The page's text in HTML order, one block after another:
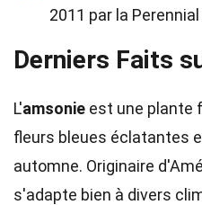
2011 par la
Derniers Faits
L'amsonie est une plante
fleurs bleues éclatantes
automne. Originaire
s'adapte bien à divers